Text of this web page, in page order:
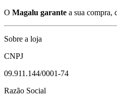
O Magalu garante a sua compra,
Sobre a loja
CNPJ
09.911.144/0001-74
Razão Social